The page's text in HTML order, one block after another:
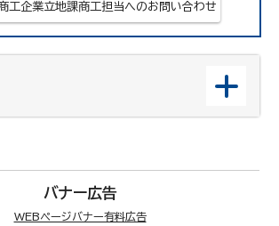
工企業立地課商工担当へのお問い合わせ
バナー広告
WEBページバナー有料広告